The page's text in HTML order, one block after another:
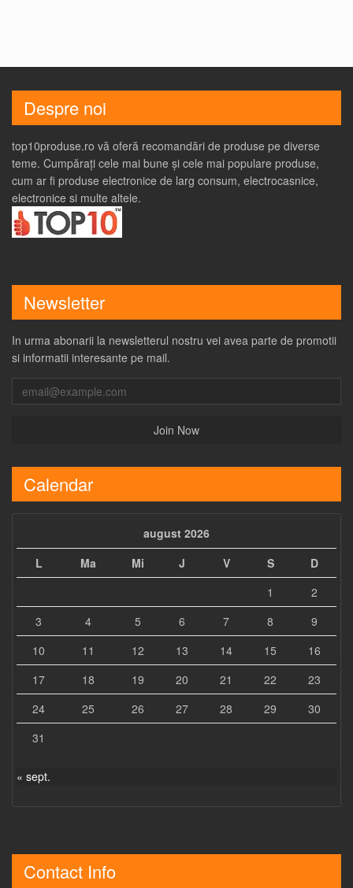
Despre noi
top10produse.ro vă oferă recomandări de produse pe diverse
teme. Cumpărați cele mai bune și cele mai populare produse,
cum ar fi produse electronice de larg consum, electrocasnice,
electronice si multe altele.
Newsletter
In urma abonarii la newsletterul nostru vei avea parte de promotii
si informatii interesante pe mail.
Calendar
august 2026
L
Ma Mi J V S
D
1
2
3
4 5 6 7 8
9
10
11 12 13 14 15
16
17
18 19 20 21 22
23
24
25 26 27 28 29
30
31
« sept.
Contact Info